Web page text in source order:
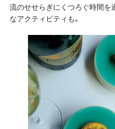
流のせせらぎにくつろぐ時間を
なアクティビティも。